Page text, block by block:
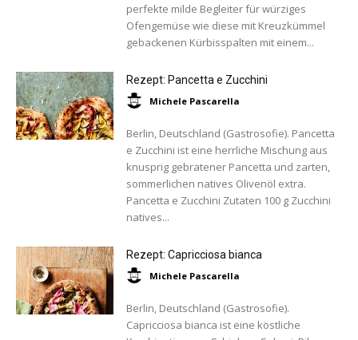
perfekte milde Begleiter für würziges
Ofengemüse wie diese mit Kreuzkümmel
gebackenen Kürbisspalten mit einem...
Rezept: Pancetta e Zucchini
Michele Pascarella
Berlin, Deutschland (Gastrosofie). Pancetta
e Zucchini ist eine herrliche Mischung aus
knusprig gebratener Pancetta und zarten,
sommerlichen natives Olivenöl extra.
Pancetta e Zucchini Zutaten 100 g Zucchini
natives...
Rezept: Capricciosa bianca
Michele Pascarella
Berlin, Deutschland (Gastrosofie).
Capricciosa bianca ist eine köstliche